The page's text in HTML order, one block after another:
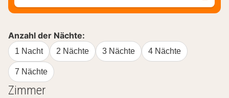
Anzahl der Nächte:
1 Nacht 2 Nächte 3 Nächte 4 Nächte
7 Nächte
Zimmer